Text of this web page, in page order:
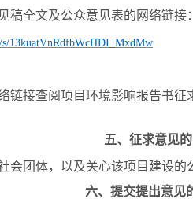
稿全文及公众意见表的网络链接：
s/13kuatVnRdfbWcHDI_MxdMw
链接查阅项目环境影响报告书
五、 征求意见
会团体，以及关心该项目建设的
六、提交提出意见